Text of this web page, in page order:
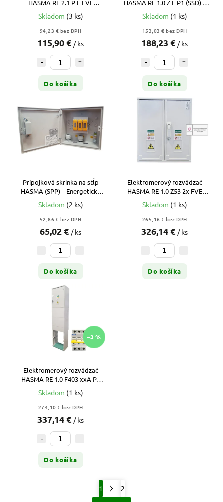
HASMA RE 2.1 P L FVE
(ZSD/VSD) – 1-Fázový,
Nástenný + Vypínač
Skladom (3 ks)
94,23 € bez DPH
115,90 € / ks
Do košíka
HASMA RE 1.0 Z L P1 (SSD) –
Zapustený, 3F, 2T + Istič
ZADARMO
Skladom (1 ks)
153,03 € bez DPH
188,23 € / ks
Do košíka
Prípojková skrinka na stĺp
HASMA (SPP) – Energetický
zámok, IP2X
Skladom (2 ks)
52,86 € bez DPH
65,02 € / ks
Do košíka
Elektromerový rozvádzač
HASMA RE 1.0 Z53 2x FVE
(ZSD/VSD) – 2 Odberatelia,
Zapustený
Skladom (1 ks)
265,16 € bez DPH
326,14 € / ks
Do košíka
–3 %
Elektromerový rozvádzač
HASMA RE 1.0 F403 xxA P1
(SSD) – 3F Pilier, 2T + Istič
ZADARMO
Skladom (1 ks)
274,10 € bez DPH
337,14 € / ks
Do košíka
1 2